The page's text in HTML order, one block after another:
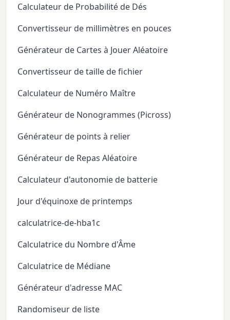
Calculateur de Probabilité de Dés
Convertisseur de millimètres en pouces
Générateur de Cartes à Jouer Aléatoire
Convertisseur de taille de fichier
Calculateur de Numéro Maître
Générateur de Nonogrammes (Picross)
Générateur de points à relier
Générateur de Repas Aléatoire
Calculateur d'autonomie de batterie
Jour d'équinoxe de printemps
calculatrice-de-hba1c
Calculatrice du Nombre d'Âme
Calculatrice de Médiane
Générateur d'adresse MAC
Randomiseur de liste